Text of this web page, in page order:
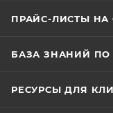
сброса настроек.
металла и
Рабочий
ПРАЙС-ЛИСТЫ
БАЗА ЗНАНИЙ ПО
РЕСУРСЫ ДЛЯ